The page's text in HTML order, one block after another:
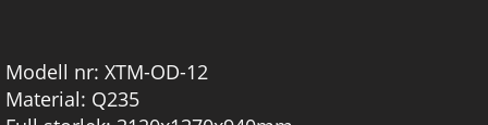
Modell nr: XTM-OD-12
Material: Q235